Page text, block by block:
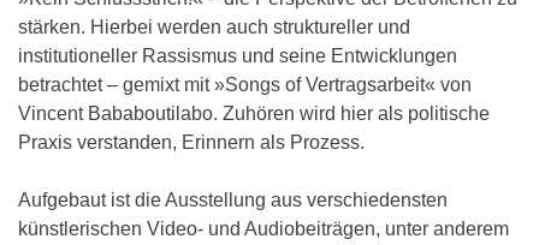
stärken. Hierbei werden auch struktureller und
institutioneller Rassismus und seine Entwicklungen
betrachtet – gemixt mit »Songs of Vertragsarbeit« von
Vincent Bababoutilabo. Zuhören wird hier als politische
Praxis verstanden, Erinnern als Prozess.
Aufgebaut ist die Ausstellung aus verschiedensten
künstlerischen Video- und Audiobeiträgen, unter anderem